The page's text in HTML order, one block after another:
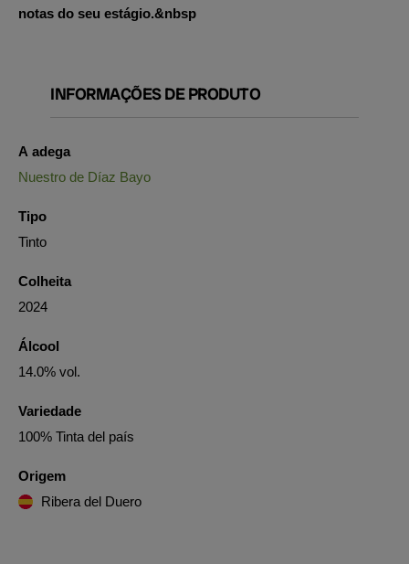
notas do seu estágio.&nbsp
INFORMAÇÕES DE PRODUTO
A adega
Nuestro de Díaz Bayo
Tipo
Tinto
Colheita
2024
Álcool
14.0% vol.
Variedade
100% Tinta del país
Origem
Ribera del Duero